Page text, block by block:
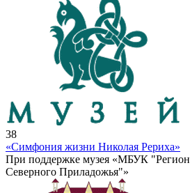
38
«Симфония жизни Николая Рериха»
При поддержке музея «МБУК
Северного Приладожья"»